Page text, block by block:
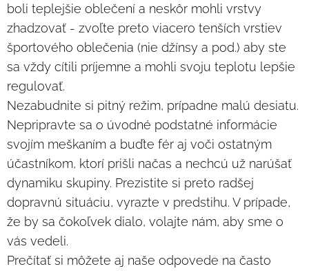
boli teplejšie oblečení a neskôr mohli vrstvy
zhadzovať - zvoľte preto viacero tenších vrstiev
športového oblečenia (nie džínsy a pod.) aby ste
sa vždy cítili príjemne a mohli svoju teplotu lepšie
regulovať.
Nezabudnite si pitný režim, prípadne malú desiatu.
Nepripravte sa o úvodné podstatné informácie
svojím meškaním a buďte fér aj voči ostatným
účastníkom, ktorí prišli načas a nechcú už narúšať
dynamiku skupiny. Prezistite si preto radšej
dopravnú situáciu, vyrazte v predstihu. V prípade,
že by sa čokoľvek dialo, volajte nám, aby sme o
vás vedeli.
Prečítať si môžete aj naše odpovede na často